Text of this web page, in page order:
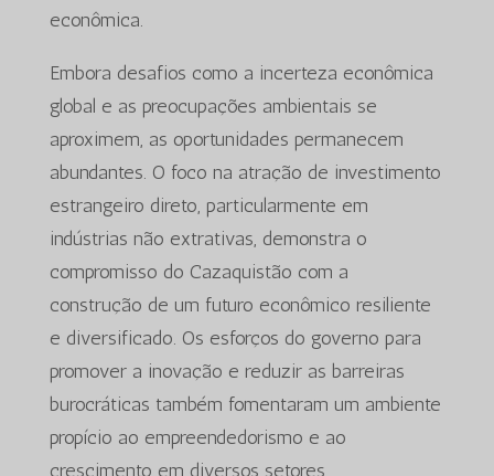
econômica.
Embora desafios como a incerteza econômica
global e as preocupações ambientais se
aproximem, as oportunidades permanecem
abundantes. O foco na atração de investimento
estrangeiro direto, particularmente em
indústrias não extrativas, demonstra o
compromisso do Cazaquistão com a
construção de um futuro econômico resiliente
e diversificado. Os esforços do governo para
promover a inovação e reduzir as barreiras
burocráticas também fomentaram um ambiente
propício ao empreendedorismo e ao
crescimento em diversos setores.